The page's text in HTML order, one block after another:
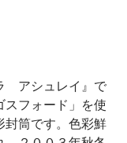
アシュレイ』で
スフォード」を使
封筒です。色彩鮮